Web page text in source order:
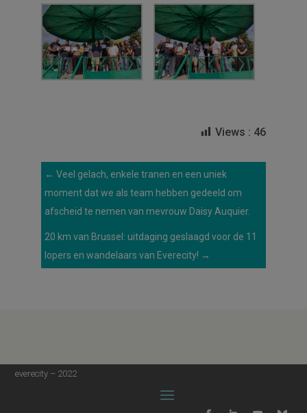
Views : 46
← Veel gelach, enkele tranen en een uniek
moment dat we als team hebben gedeeld om
afscheid te nemen van mevrouw Daisy Auquier.
20 km van Brussel: uitdaging geslaagd voor de 11
lopers en wandelaars van Everecity! →
everecity – 2022